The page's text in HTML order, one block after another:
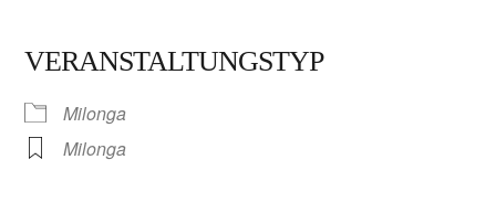
VERANSTALTUNGSTYP
Milonga
Milonga